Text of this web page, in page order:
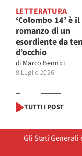
LETTERATURA
‘Colombo 14’ è
romanzo di un
esordiente da
d’occhio
di Marco Bennici
8 Luglio 2026
TUTTI I POST
Gli Stati